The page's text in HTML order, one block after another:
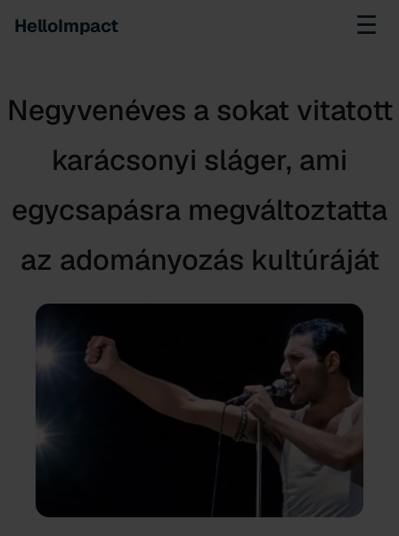
HelloImpact ☰
Negyvenéves a sokat vitatott
karácsonyi sláger, ami
egycsapásra megváltoztatta
az adományozás kultúráját